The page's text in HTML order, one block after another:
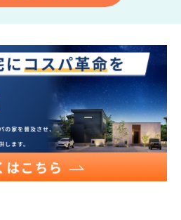
ウンロード
スについて